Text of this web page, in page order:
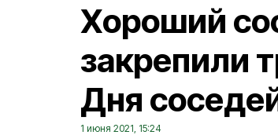
Хороший
закрепили
Дня
1 июня 2021, 15:24